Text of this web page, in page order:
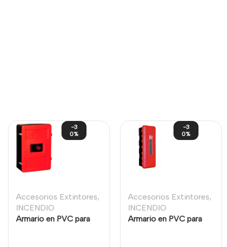
-3
0%
Accesorios Extintores,
INCENDIO
Armario en PVC para
-3
0%
Accesorios Extintores,
INCENDIO
Armario en PVC para